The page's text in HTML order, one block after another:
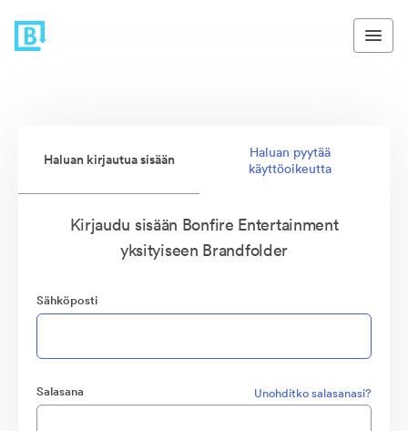
Haluan kirjautua sisään
Haluan pyytää
käyttöoikeutta
Kirjaudu sisään Bonfire Entertainment
yksityiseen Brandfolder
Sähköposti
Salasana Unohditko salasanasi?